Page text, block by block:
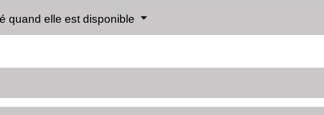
quand elle est disponible